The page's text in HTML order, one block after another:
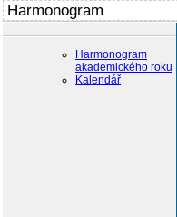
Harmonogram
akademického roku
Kalendář